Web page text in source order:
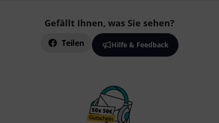
Gefällt Ihnen, was Sie sehen?
Teilen Hilfe & Feedback